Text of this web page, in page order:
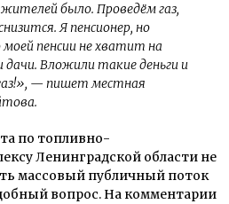
было. Проведём газ,
Я пенсионер, но
пенсии не хватит на
Вложили такие деньги и
— пишет местная
по топливно-
Ленинградской области не
массовый публичный поток
вопрос. На комментарии